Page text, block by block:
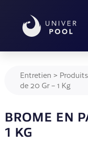
Entretien >
de 20 Gr – 1 Kg
BROME EN
1 KG